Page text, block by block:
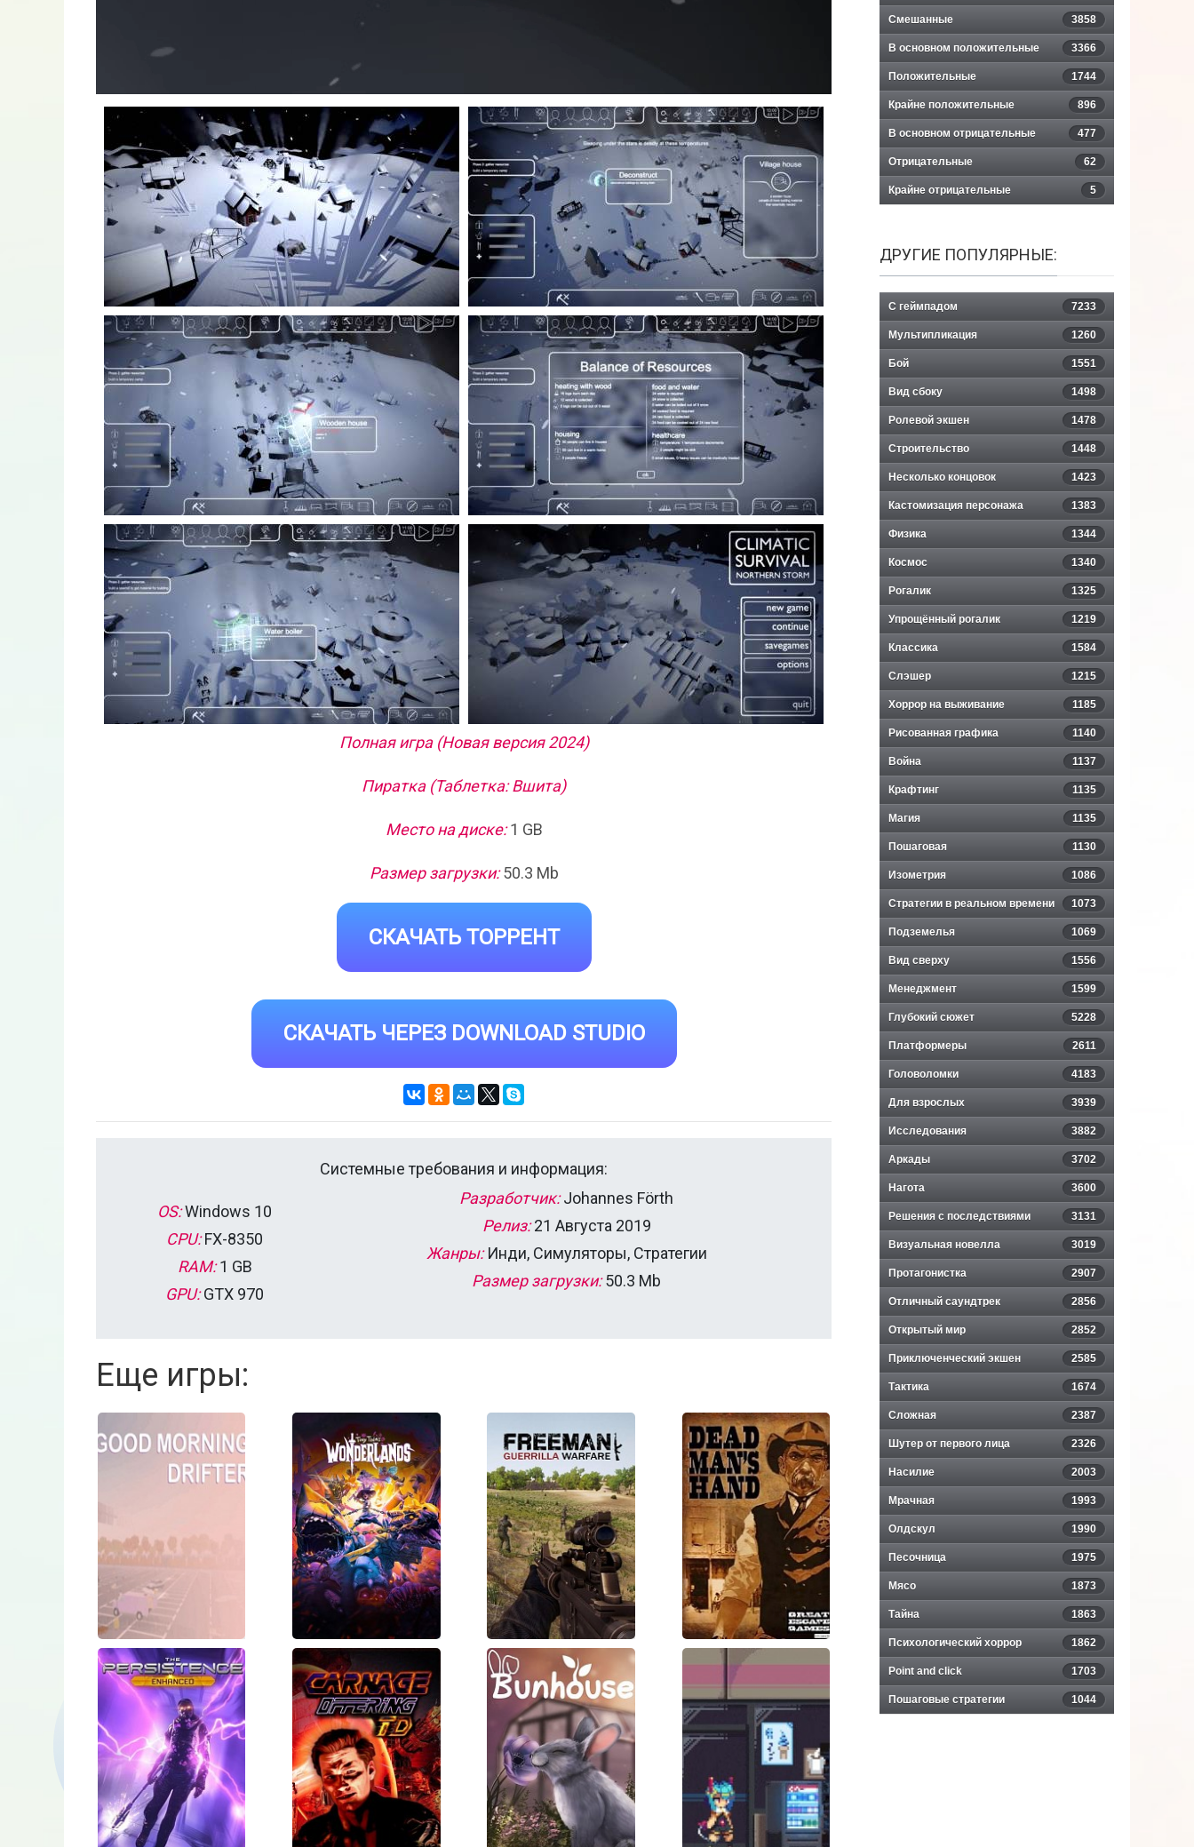
Полная игра (Новая версия 2024)
Пиратка (Таблетка: Вшита)
Место на диске:1 GB
Размер загрузки:50.3 Mb
СКАЧАТЬ ТОРРЕНТ
СКАЧАТЬ ЧЕРЕЗ DOWNLOAD STUDIO
Системные требования и информация:
OS:Windows 10
CPU:FX-8350
RAM:1 GB
GPU:GTX 970
Разработчик:Johannes Förth
Релиз:21 Августа 2019
Жанры:Инди, Симуляторы, Стратегии
Размер загрузки:50.3 Mb
Еще игры:
Good
Morning
Drifter
Tiny Tina's
Wonderlands
Freeman:
Guerrilla
Warfare
Dead Man's
Hand
Смешанные 3858
В основном положительные 3366
Положительные 1744
Крайне положительные 896
В основном отрицательные 477
Отрицательные 62
Крайне отрицательные 5
ДРУГИЕ ПОПУЛЯРНЫЕ:
С геймпадом 7233
Мультипликация 1260
Бой 1551
Вид сбоку 1498
Ролевой экшен 1478
Строительство 1448
Несколько концовок 1423
Кастомизация персонажа 1383
Физика 1344
Космос 1340
Рогалик 1325
Упрощённый рогалик 1219
Классика 1584
Слэшер 1215
Хоррор на выживание 1185
Рисованная графика 1140
Война 1137
Крафтинг 1135
Магия 1135
Пошаговая 1130
Изометрия 1086
Стратегии в реальном времени 1073
Подземелья 1069
Вид сверху 1556
Менеджмент 1599
Глубокий сюжет 5228
Платформеры 2611
Головоломки 4183
Для взрослых 3939
Исследования 3882
Аркады 3702
Нагота 3600
Решения с последствиями 3131
Визуальная новелла 3019
Протагонистка 2907
Отличный саундтрек 2856
Открытый мир 2852
Приключенческий экшен 2585
Тактика 1674
Сложная 2387
Шутер от первого лица 2326
Насилие 2003
Мрачная 1993
Олдскул 1990
Песочница 1975
Мясо 1873
Тайна 1863
Психологический хоррор 1862
Point and click 1703
Пошаговые стратегии 1044